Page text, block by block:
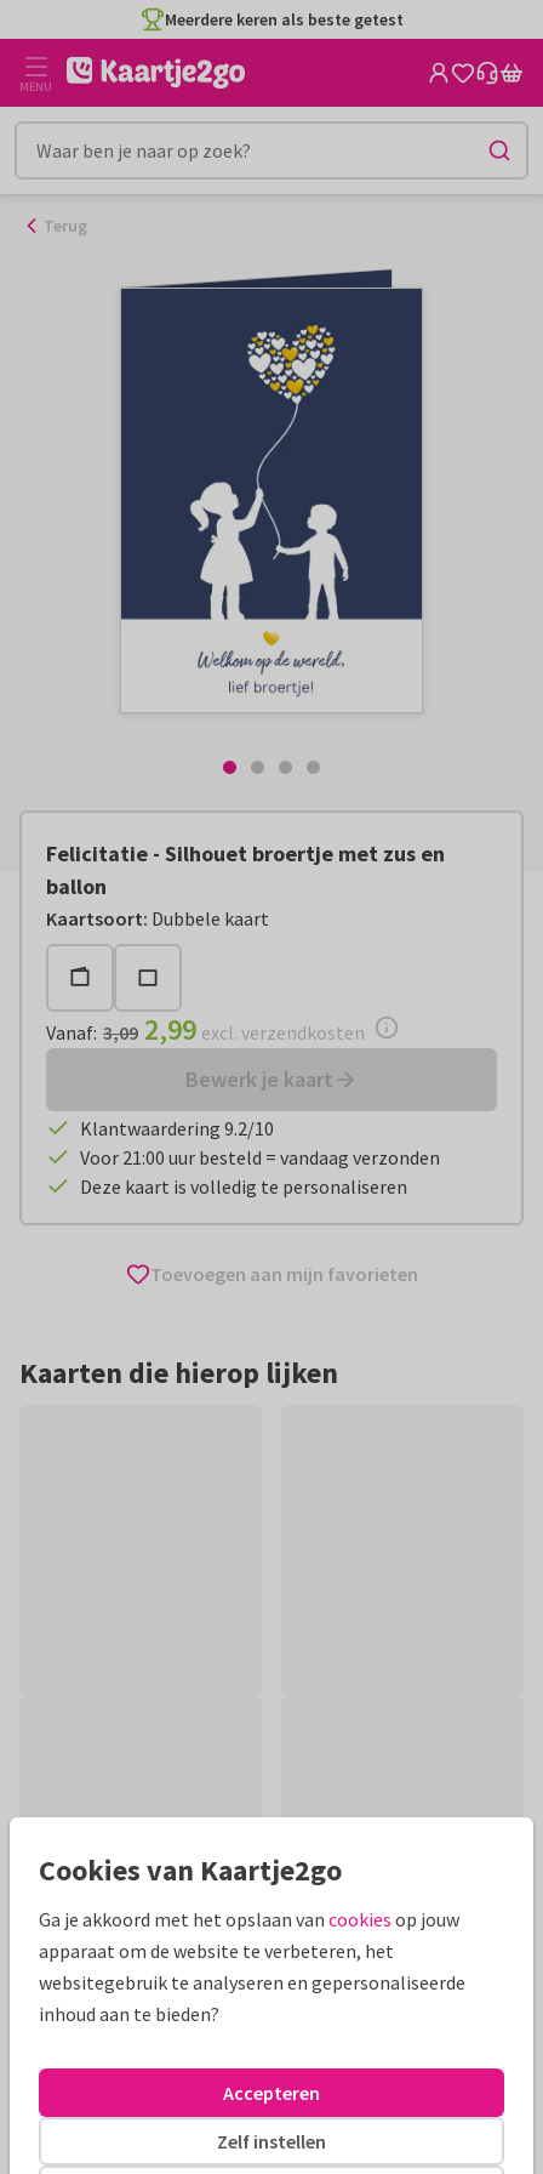
naar
inhoud
Meerdere keren als beste getest
MENU
Terug
Felicitatie - Silhouet broertje met zus en
ballon
Kaartsoort: Dubbele kaart
Vanaf: € 2,99 excl. verzendkosten
Vanaf: 3,09 2,99 excl. verzendkosten
Bewerk je kaart
Klantwaardering 9.2/10
Voor 21:00 uur besteld = vandaag verzonden
Deze kaart is volledig te personaliseren
Toevoegen aan mijn favorieten
Kaarten die hierop lijken
Productinformatie
Silhouet van broertje met een grote zus. Samen houden ze
een ballon vast die bestaat uit hartjes. De blauwe
achtergrondkleur is aanpasbaar.
Cookies van Kaartje2go
Ga je akkoord met het opslaan van cookies op jouw
apparaat om de website te verbeteren, het
websitegebruik te analyseren en gepersonaliseerde
inhoud aan te bieden?
Zelf instellen
Accepteren